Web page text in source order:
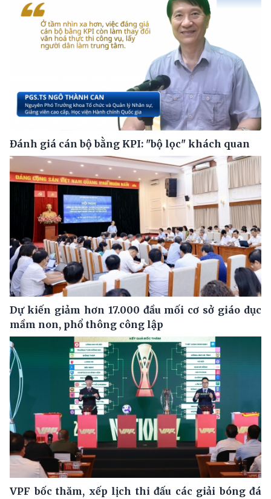
Đánh giá cán bộ bằng KPI: "bộ lọc" khách quan
Dự kiến giảm hơn 17.000 đầu mối cơ sở giáo dục
mầm non, phổ thông công lập
VPF bốc thăm, xếp lịch thi đấu các giải bóng đá